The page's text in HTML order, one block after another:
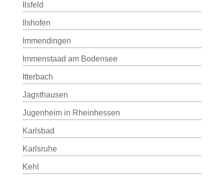
Ilsfeld
Ilshofen
Immendingen
Immenstaad am Bodensee
Itterbach
Jagsthausen
Jugenheim in Rheinhessen
Karlsbad
Karlsruhe
Kehl